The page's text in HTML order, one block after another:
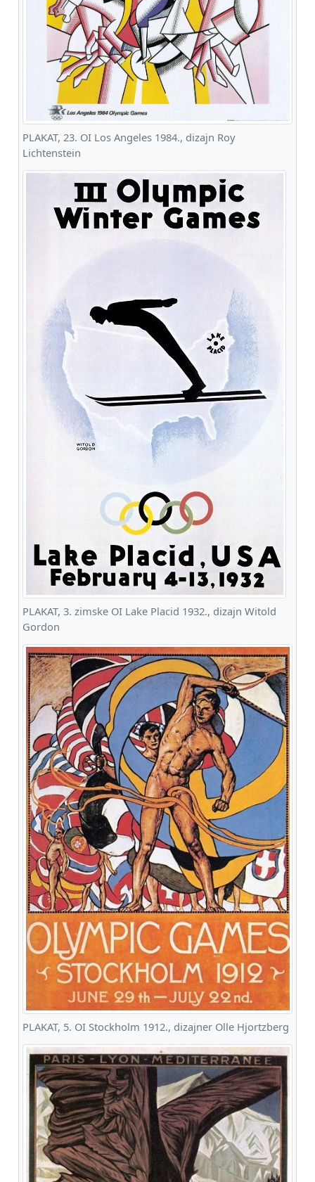
PLAKAT, 23. OI Los Angeles 1984., dizajn Roy
Lichtenstein
PLAKAT, 3. zimske OI Lake Placid 1932., dizajn Witold
Gordon
PLAKAT, 5. OI Stockholm 1912., dizajner Olle Hjortzberg